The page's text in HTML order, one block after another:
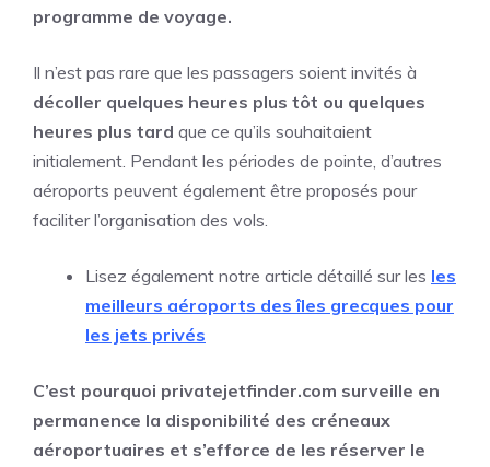
programme de voyage.
Il n’est pas rare que les passagers soient invités à
décoller quelques heures plus tôt ou quelques
heures plus tard que ce qu’ils souhaitaient
initialement. Pendant les périodes de pointe, d’autres
aéroports peuvent également être proposés pour
faciliter l’organisation des vols.
Lisez également notre article détaillé sur les les
meilleurs aéroports des îles grecques pour
les jets privés
C’est pourquoi privatejetfinder.com surveille en
permanence la disponibilité des créneaux
aéroportuaires et s’efforce de les réserver le